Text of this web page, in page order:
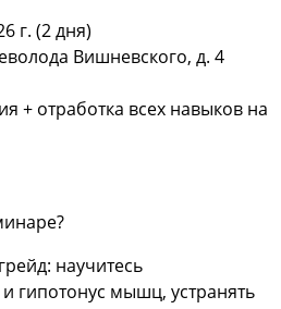
г. (2 дня)
Вишневского, д. 4
+ отработка всех навыков на
научитесь
гипотонус мышц, устранять